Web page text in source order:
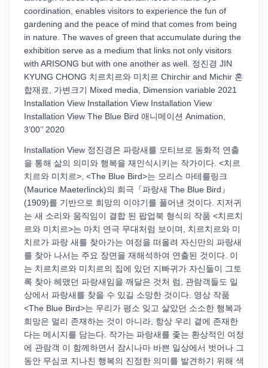
coordination, enables visitors to experience the fun of
gardening and the peace of mind that comes from being
in nature. The waves of green that accumulate during the
exhibition serve as a medium that links not only visitors
with ARISONG but with one another as well. 정진경 JIN
KYUNG CHONG 치르치르와 미치르 Chirchir and Michir 혼
합재료, 가변크기 Mixed media, Dimension variable 2021
Installation View Installation View Installation View
Installation View The Blue Bird 애니메이션 Animation,
3’00’’ 2020
Installation View 정진경은 파랑새를 모티브로 동화적 연출
을 통해 삶의 의미와 행복을 재인식시키는 작가이다. <치르
치르와 미치르>, <The Blue Bird>는 모리스 마테를링크
(Maurice Maeterlinck)의 희극『파랑새 The Blue Bird』
(1909)를 기반으로 희망의 이야기를 풀어낸 것이다. 지저귀
는 새 소리와 움직임이 결합 된 팝업북 형식의 작품 <치르치
르와 미치르>는 마치 연극 무대처럼 보이며, 치르치르와 미
치르가 파랑 새를 찾아가는 여정을 떠올려 자신만의 파랑새
를 찾아 나서는 주요 장면을 재해석하여 연출된 것이다. 이
는 치르치르와 미치르의 집에 있던 지빠귀가 자신들이 그토
록 찾아 헤맸던 파랑새임을 깨달은 것처 럼, 관람객들도 일
상에서 파랑새를 찾을 수 있길 소망한 것이다. 영상 작품
<The Blue Bird>는 우리가 평소 잊고 살았던 소소한 행복과
희망은 멀리 존재하는 것이 아니라, 항상 우리 곁에 존재한
다는 메시지를 담는다. 작가는 파랑새를 좇는 환상적인 여정
에 관람객 이 함께하면서 잠시나마 바쁜 일상에서 벗어나 그
동안 무심코 지나친 행복의 진정한 의미를 발견하기 위해 색